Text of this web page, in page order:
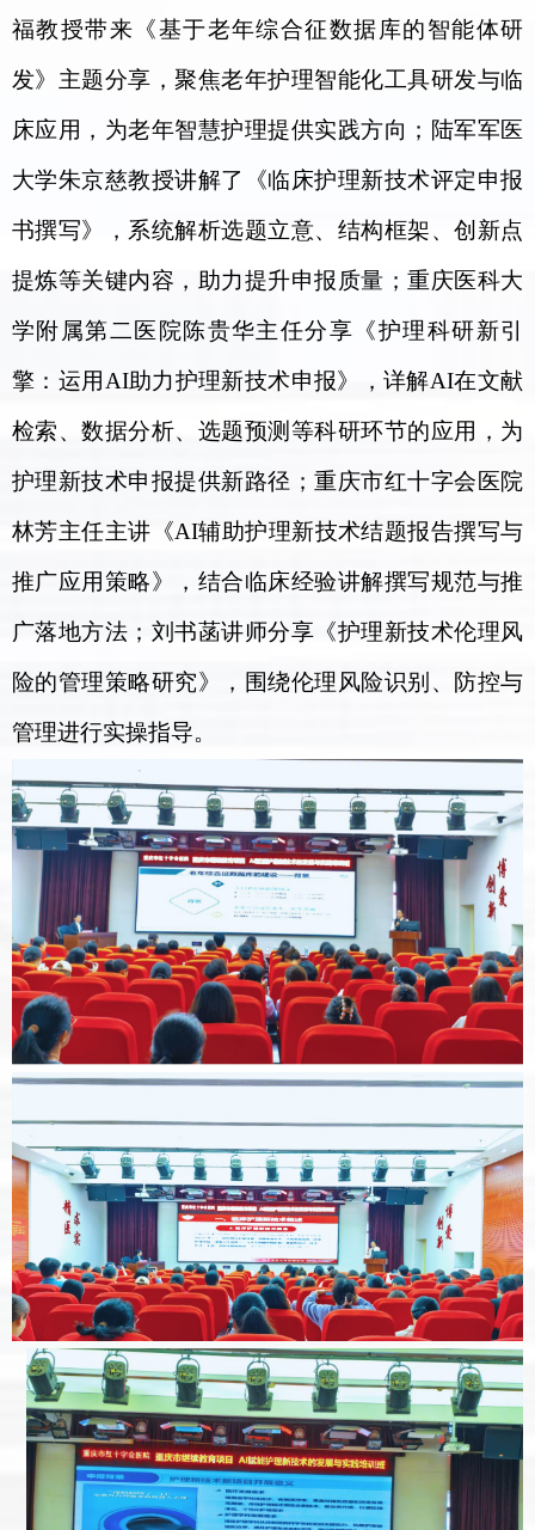
福教授带来《基于老年综合征数据库的智能体研
发》主题分享，聚焦老年护理智能化工具研发与临
床应用，为老年智慧护理提供实践方向；陆军军医
大学朱京慈教授讲解了《临床护理新技术评定申报
书撰写》，系统解析选题立意、结构框架、创新点
提炼等关键内容，助力提升申报质量；重庆医科大
学附属第二医院陈贵华主任分享《护理科研新引
擎：运用AI助力护理新技术申报》，详解AI在文献
检索、数据分析、选题预测等科研环节的应用，为
护理新技术申报提供新路径；重庆市红十字会医院
林芳主任主讲《AI辅助护理新技术结题报告撰写与
推广应用策略》，结合临床经验讲解撰写规范与推
广落地方法；刘书菡讲师分享《护理新技术伦理风
险的管理策略研究》，围绕伦理风险识别、防控与
管理进行实操指导。